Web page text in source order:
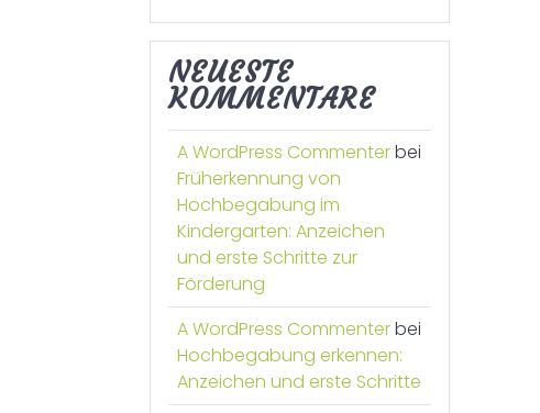
NEUESTE
KOMMENTARE
A WordPress Commenterbei
Früherkennung von
Hochbegabung im
Kindergarten: Anzeichen
und erste Schritte zur
Förderung
A WordPress Commenterbei
Hochbegabung erkennen:
Anzeichen und erste Schritte